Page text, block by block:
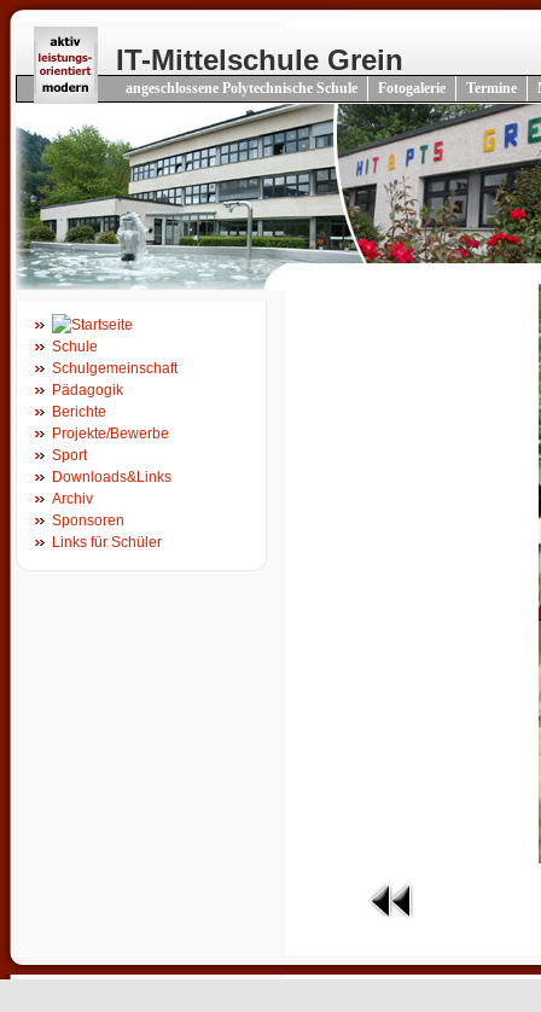
IT-Mittelschule Grein
angeschlossene Polytechnische Schule Fotogalerie Termine
Schule
Schulgemeinschaft
Pädagogik
Berichte
Projekte/Bewerbe
Sport
Downloads&Links
Archiv
Sponsoren
Links für Schüler